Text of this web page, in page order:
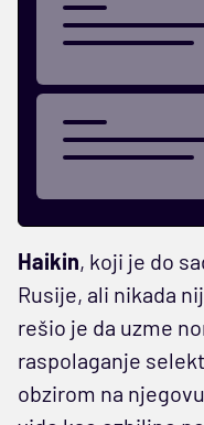
Haikin, koji je do
Rusije, ali nikada
rešio je da uzme
raspolaganje
obzirom na